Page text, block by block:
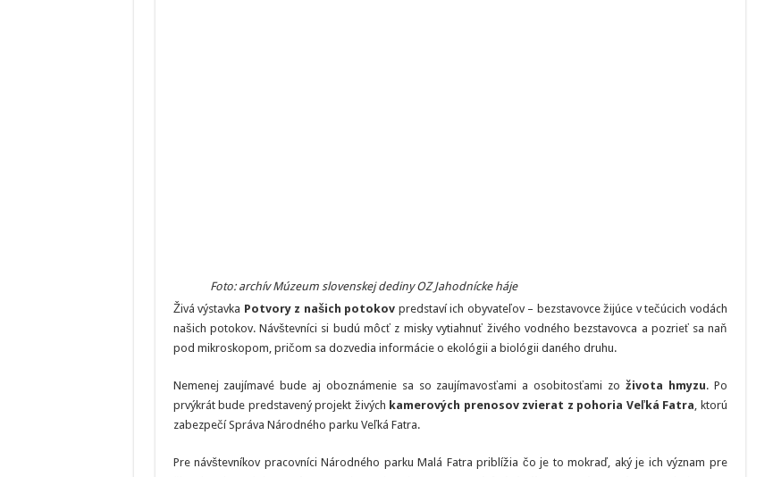
Foto: archív Múzeum slovenskej dediny OZ Jahodnícke háje
Živá výstavka Potvory z našich potokov predstaví ich obyvateľov – bezstavovce žijúce v tečúcich vodách
našich potokov. Návštevníci si budú môcť z misky vytiahnuť živého vodného bezstavovca a pozrieť sa naň
pod mikroskopom, pričom sa dozvedia informácie o ekológii a biológii daného druhu.
Nemenej zaujímavé bude aj oboznámenie sa so zaujímavosťami a osobitosťami zo života hmyzu. Po
prvýkrát bude predstavený projekt živých kamerových prenosov zvierat z pohoria Veľká Fatra, ktorú
zabezpečí Správa Národného parku Veľká Fatra.
Pre návštevníkov pracovníci Národného parku Malá Fatra priblížia čo je to mokraď, aký je ich význam pre